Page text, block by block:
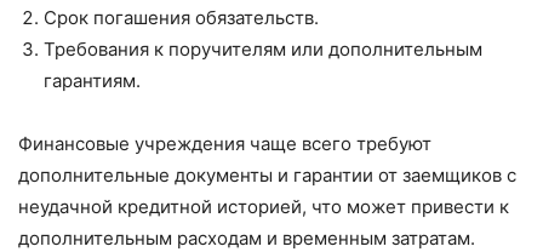
Срок погашения обязательств.
Требования к поручителям или дополнительным
гарантиям.
Финансовые учреждения чаще всего требуют
дополнительные документы и гарантии от заемщиков с
неудачной кредитной историей, что может привести к
дополнительным расходам и временным затратам.